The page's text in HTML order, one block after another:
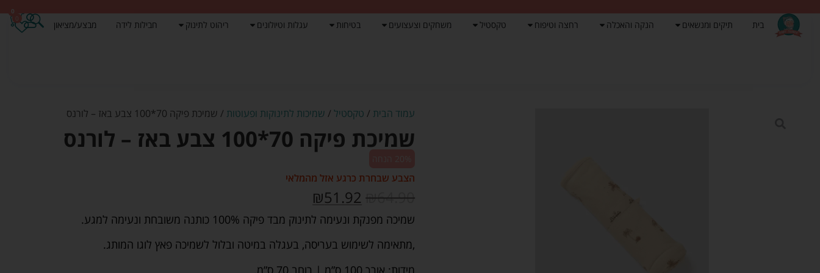
בית תיקים ומנשאים הנקה והאכלה רחצה וטיפוח טקסטיל משחקים וצעצועים בטיחות עגלות וטיולונים ריהוט לתינוק חבילות לידה מבצע/מציאון
0
עמוד הבית / טקסטיל / שמיכות לתינוקות ופעוטות / שמיכת פיקה 70*100 צבע באז – לורנס
שמיכת פיקה 70*100 צבע באז – לורנס
הצבע שבחרת כרגע אזל מהמלאי
₪64.90
₪51.92
שמיכה מפנקת ונעימה לתינוק מבד פיקה 100% כותנה משובחת ונעימה למגע.
,מתאימה לשימוש בעריסה, בעגלה במיטה ובלול לשמיכה פאץ לוגו המותג.
מידות: אורך 100 ס”מ | רוחב 70 ס”מ.